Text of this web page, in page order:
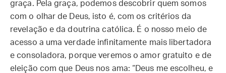
graça. Pela graça, podemos descobrir quem somos
com o olhar de Deus, isto é, com os critérios da
revelação e da doutrina católica. É o nosso meio de
acesso a uma verdade infinitamente mais libertadora
e consoladora, porque veremos o amor gratuito e de
eleição com que Deus nos ama: “Deus me escolheu, e